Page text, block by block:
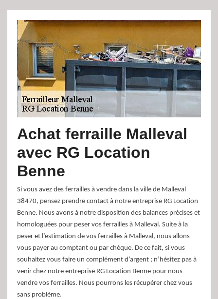
Achat ferraille Malleval
avec RG Location
Benne
Si vous avez des ferrailles à vendre dans la ville de Malleval
38470, pensez prendre contact à notre entreprise RG Location
Benne. Nous avons à notre disposition des balances précises et
homologuées pour peser vos ferrailles à Malleval. Suite à la
peser et l’estimation de vos ferrailles à Malleval, nous allons
vous payer au comptant ou par chèque. De ce fait, si vous
souhaitez vous faire un complément d’argent ; n’hésitez pas à
venir chez notre entreprise RG Location Benne pour nous
vendre vos ferrailles. Nous pourrons les récupérer chez vous
sans problème.